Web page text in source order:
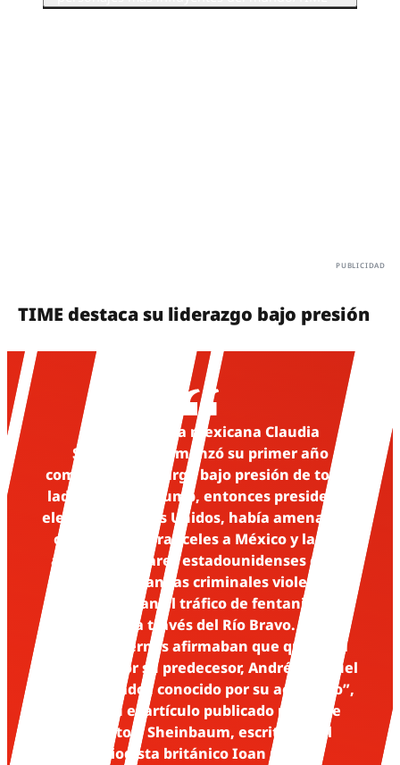
TIME destaca su liderazgo bajo presión
“La presidenta mexicana Claudia
Sheinbaum comenzó su primer año
completo en el cargo bajo presión de todos
lados. Donald Trump, entonces presidente
electo de Estados Unidos, había amenazado
con imponer aranceles a México y lanzar
ataques militares estadounidenses en su
territorio. Bandas criminales violentas
controlaban el tráfico de fentanilo y
personas a través del Río Bravo. Y sus
críticos internos afirmaban que quedaría
eclipsada por su predecesor, Andrés Manuel
López Obrador, conocido por su activismo”,
se lee en el artículo publicado por Time
respecto a Sheinbaum, escrito por el
periodista británico Ioan Grillo.